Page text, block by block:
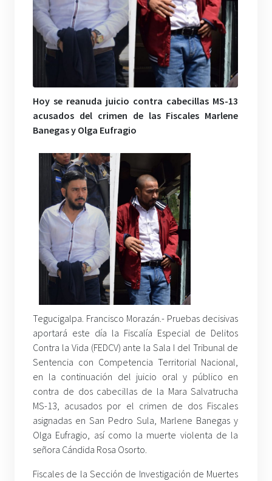
Hoy se reanuda juicio contra cabecillas MS-13
acusados del crimen de las Fiscales Marlene
Banegas y Olga Eufragio
Tegucigalpa. Francisco Morazán.- Pruebas decisivas
aportará este día la Fiscalía Especial de Delitos
Contra la Vida (FEDCV) ante la Sala I del Tribunal de
Sentencia con Competencia Territorial Nacional,
en la continuación del juicio oral y público en
contra de dos cabecillas de la Mara Salvatrucha
MS-13, acusados por el crimen de dos Fiscales
asignadas en San Pedro Sula, Marlene Banegas y
Olga Eufragio, así como la muerte violenta de la
señora Cándida Rosa Osorto.
Fiscales de la Sección de Investigación de Muertes